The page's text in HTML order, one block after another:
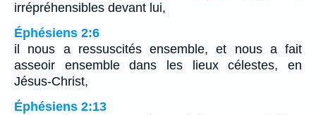
irrépréhensibles devant lui,
Éphésiens 2:6
il nous a ressuscités ensemble, et nous a fait
asseoir ensemble dans les lieux célestes, en
Jésus-Christ,
Éphésiens 2:13